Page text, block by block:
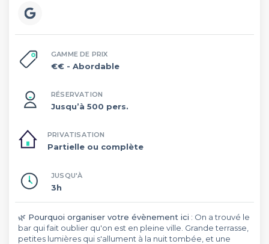
GAMME DE PRIX
€€ - Abordable
RÉSERVATION
Jusqu’à 500 pers.
PRIVATISATION
Partielle ou complète
JUSQU'À
3h
🌿 Pourquoi organiser votre évènement ici : On a trouvé le
bar qui fait oublier qu'on est en pleine ville. Grande terrasse,
petites lumières qui s'allument à la nuit tombée, et une